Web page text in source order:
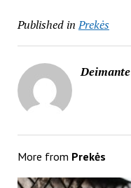
Published in Prekės
Deimante
More from Prekės